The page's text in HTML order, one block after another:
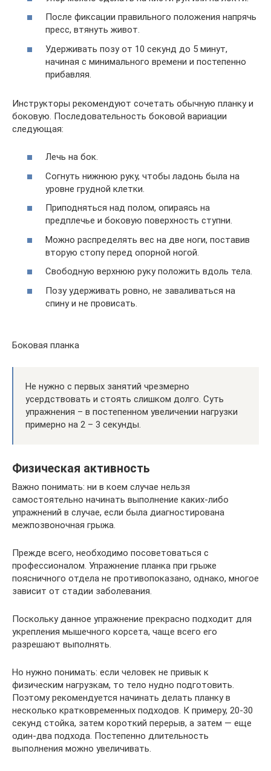
После фиксации правильного положения напрячь
пресс, втянуть живот.
Удерживать позу от 10 секунд до 5 минут,
начиная с минимального времени и постепенно
прибавляя.
Инструкторы рекомендуют сочетать обычную планку и
боковую. Последовательность боковой вариации
следующая:
Лечь на бок.
Согнуть нижнюю руку, чтобы ладонь была на
уровне грудной клетки.
Приподняться над полом, опираясь на
предплечье и боковую поверхность ступни.
Можно распределять вес на две ноги, поставив
вторую стопу перед опорной ногой.
Свободную верхнюю руку положить вдоль тела.
Позу удерживать ровно, не заваливаться на
спину и не провисать.
Боковая планка
Не нужно с первых занятий чрезмерно
усердствовать и стоять слишком долго. Суть
упражнения – в постепенном увеличении нагрузки
примерно на 2 – 3 секунды.
Физическая активность
Важно понимать: ни в коем случае нельзя
самостоятельно начинать выполнение каких-либо
упражнений в случае, если была диагностирована
межпозвоночная грыжа.
Прежде всего, необходимо посоветоваться с
профессионалом. Упражнение планка при грыже
поясничного отдела не противопоказано, однако, многое
зависит от стадии заболевания.
Поскольку данное упражнение прекрасно подходит для
укрепления мышечного корсета, чаще всего его
разрешают выполнять.
Но нужно понимать: если человек не привык к
физическим нагрузкам, то тело нудно подготовить.
Поэтому рекомендуется начинать делать планку в
несколько кратковременных подходов. К примеру, 20-30
секунд стойка, затем короткий перерыв, а затем — еще
один-два подхода. Постепенно длительность
выполнения можно увеличивать.